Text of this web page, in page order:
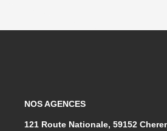
NOS AGENCES
121 Route Nationale, 59152